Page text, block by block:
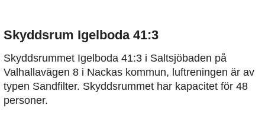
Skyddsrum Igelboda 41:3
Skyddsrummet Igelboda 41:3 i Saltsjöbaden på
Valhallavägen 8 i Nackas kommun, luftreningen är av
typen Sandfilter. Skyddsrummet har kapacitet för 48
personer.